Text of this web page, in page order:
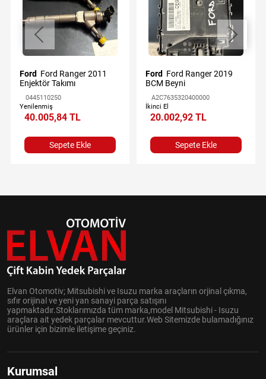
Ford
Enjektör Takımı
0445110250
Yenilenmiş
40.005,84 TL
Sepete Ekle
Ford
BCM Beyni
A2C7635320400000
İkinci El
20.002,92 TL
Sepete Ekle
Elvan Otomotiv; Mitsubishi ve Isuzu marka araçların orjinal çıkma,
sıfır orijinal ve yeni yan sanayi parça satışını
yapmaktadır.Stoklarımızda tüm marka,model Mitsubishi - Isuzu
araçlara ait yedek parçalar mevcuttur.Web Sitemizde bulamadığınız
ürünler için bizimle iletişime geçiniz.
Kurumsal